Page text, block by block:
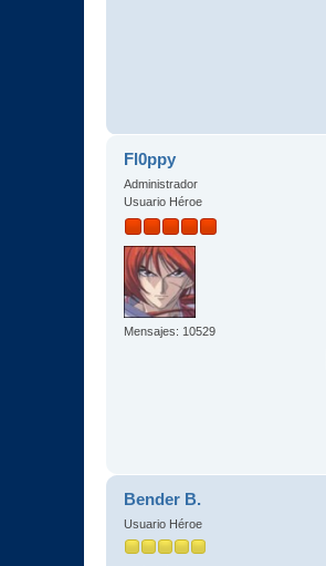
Fl0ppy
Administrador
Usuario Héroe
Mensajes: 10529
Bender B.
Usuario Héroe